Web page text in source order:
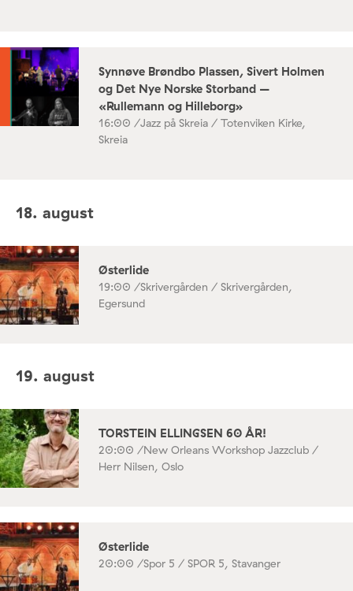
Synnøve Brøndbo Plassen, Sivert Holmen
og Det Nye Norske Storband –
«Rullemann og Hilleborg»
16:00 /Jazz på Skreia / Totenviken Kirke,
Skreia
18. august
Østerlide
19:00 /Skrivergården / Skrivergården,
Egersund
19. august
TORSTEIN ELLINGSEN 60 ÅR!
20:00 /New Orleans Workshop Jazzclub /
Herr Nilsen, Oslo
Østerlide
20:00 /Spor 5 / SPOR 5, Stavanger